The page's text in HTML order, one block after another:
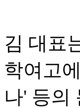
김 대표
학여고
나' 등의